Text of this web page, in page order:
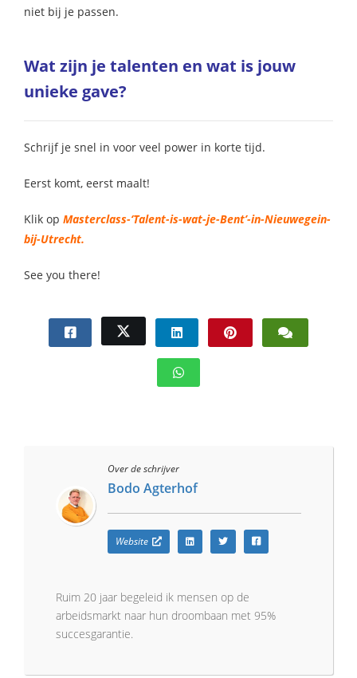
niet bij je passen.
Wat zijn je talenten en wat is jouw
unieke gave?
Schrijf je snel in voor veel power in korte tijd.
Eerst komt, eerst maalt!
Klik op Masterclass-‘Talent-is-wat-je-Bent’-in-Nieuwegein-
bij-Utrecht.
See you there!
Over de schrijver
Bodo Agterhof
Website
Ruim 20 jaar begeleid ik mensen op de
arbeidsmarkt naar hun droombaan met 95%
succesgarantie.